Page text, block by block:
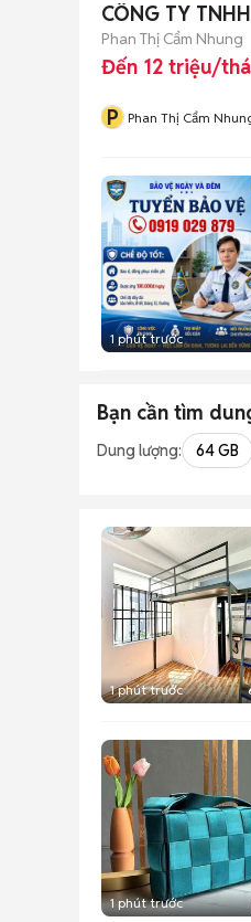
CÔNG TY
Phan Thị Cẩm Nhung
Đến 12 triệu/
P Phan Thị Cẩm
1 phút trước
Bạn cần tìm
Dung lượng: 64 GB
1 phút trước
1 phút trước